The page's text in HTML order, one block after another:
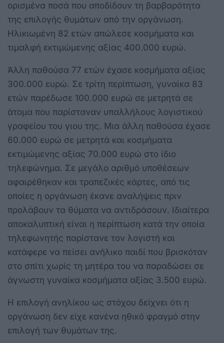
ορισμένα ποσά που αποδίδουν τη βαρβαρότητα
της επιλογής θυμάτων από την οργάνωση.
Ηλικιωμένη 82 ετών απώλεσε κοσμήματα και
τιμαλφή εκτιμώμενης αξίας 400.000 ευρώ.
Άλλη παθούσα 77 ετών έχασε κοσμήματα αξίας
300.000 ευρώ. Σε τρίτη περίπτωση, γυναίκα 83
ετών παρέδωσε 100.000 ευρώ σε μετρητά σε
άτομα που παρίσταναν υπαλλήλους λογιστικού
γραφείου του γιου της. Μια άλλη παθούσα έχασε
60.000 ευρώ σε μετρητά και κοσμήματα
εκτιμώμενης αξίας 70.000 ευρώ στο ίδιο
τηλεφώνημα. Σε μεγάλο αριθμό υποθέσεων
αφαιρέθηκαν και τραπεζικές κάρτες, από τις
οποίες η οργάνωση έκανε αναλήψεις πριν
προλάβουν τα θύματα να αντιδράσουν. Ιδιαίτερα
αποκαλυπτική είναι η περίπτωση κατά την οποία
τηλεφωνητής παρίστανε τον λογιστή και
κατάφερε να πείσει ανήλικο παιδί που βρισκόταν
στο σπίτι χωρίς τη μητέρα του να παραδώσει σε
άγνωστη γυναίκα κοσμήματα αξίας 3.500 ευρώ.
Η επιλογή ανηλίκου ως στόχου δείχνει ότι η
οργάνωση δεν είχε κανένα ηθικό φραγμό στην
επιλογή των θυμάτων της.